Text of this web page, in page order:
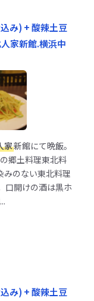
み) + 酸辣土豆
家新館.横浜中
家新館にて晩飯。
郷土料理東北料
みのない東北料理
口開けの酒は黒ホ
み) + 酸辣土豆